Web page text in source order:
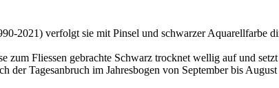
2021) verfolgt sie mit Pinsel und schwarzer Aquarellfarbe
zum Fliessen gebrachte Schwarz trocknet wellig auf und
Tagesanbruch im Jahresbogen von September bis